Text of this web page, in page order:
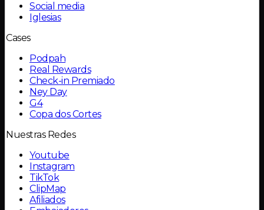
Social media
Iglesias
Cases
Podpah
Real Rewards
Check-in Premiado
Ney Day
G4
Copa dos Cortes
Nuestras Redes
Youtube
Instagram
TikTok
ClipMap
Afiliados